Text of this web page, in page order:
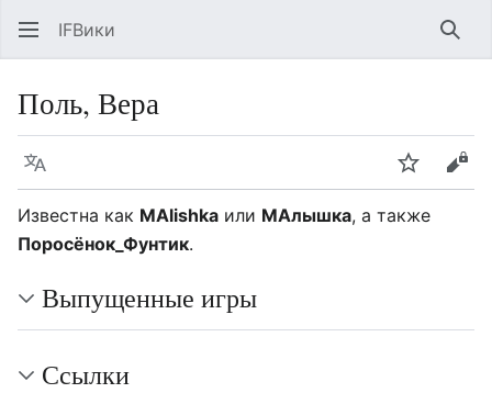
IFВики
Поль, Вера
Язык Следить
Известна как MAlishka или МАлышка, а также
Поросёнок_Фунтик.
Выпущенные игры
Ссылки